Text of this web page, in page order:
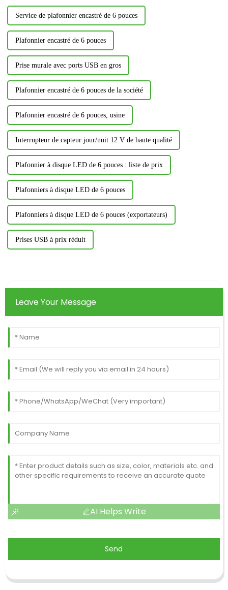
Service de plafonnier encastré de 6 pouces
Plafonnier encastré de 6 pouces
Prise murale avec ports USB en gros
Plafonnier encastré de 6 pouces de la société
Plafonnier encastré de 6 pouces, usine
Interrupteur de capteur jour/nuit 12 V de haute qualité
Plafonnier à disque LED de 6 pouces : liste de prix
Plafonniers à disque LED de 6 pouces
Plafonniers à disque LED de 6 pouces (exportateurs)
Prises USB à prix réduit
Leave Your Message
AI Helps Write
Send